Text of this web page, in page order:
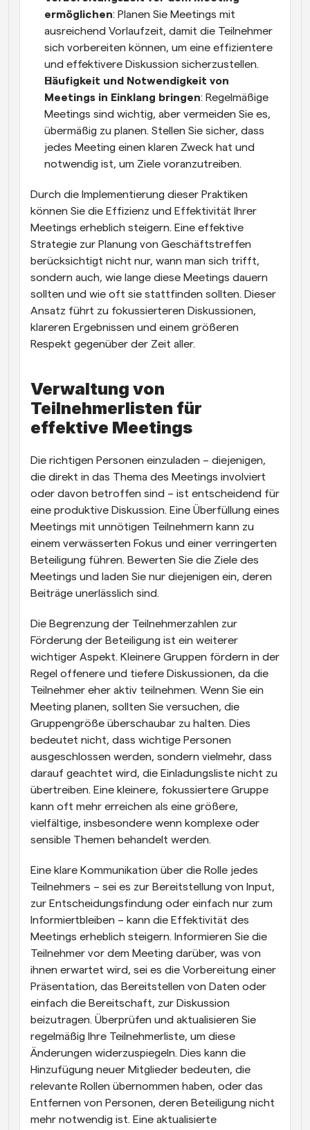
ermöglichen: Planen Sie Meetings mit
ausreichend Vorlaufzeit, damit die Teilnehmer
sich vorbereiten können, um eine effizientere
und effektivere Diskussion sicherzustellen.
Häufigkeit und Notwendigkeit von
Meetings in Einklang bringen: Regelmäßige
Meetings sind wichtig, aber vermeiden Sie es,
übermäßig zu planen. Stellen Sie sicher, dass
jedes Meeting einen klaren Zweck hat und
notwendig ist, um Ziele voranzutreiben.
Durch die Implementierung dieser Praktiken
können Sie die Effizienz und Effektivität Ihrer
Meetings erheblich steigern. Eine effektive
Strategie zur Planung von Geschäftstreffen
berücksichtigt nicht nur, wann man sich trifft,
sondern auch, wie lange diese Meetings dauern
sollten und wie oft sie stattfinden sollten. Dieser
Ansatz führt zu fokussierteren Diskussionen,
klareren Ergebnissen und einem größeren
Respekt gegenüber der Zeit aller.
Verwaltung von
Teilnehmerlisten für
effektive Meetings
Die richtigen Personen einzuladen – diejenigen,
die direkt in das Thema des Meetings involviert
oder davon betroffen sind – ist entscheidend für
eine produktive Diskussion. Eine Überfüllung eines
Meetings mit unnötigen Teilnehmern kann zu
einem verwässerten Fokus und einer verringerten
Beteiligung führen. Bewerten Sie die Ziele des
Meetings und laden Sie nur diejenigen ein, deren
Beiträge unerlässlich sind.
Die Begrenzung der Teilnehmerzahlen zur
Förderung der Beteiligung ist ein weiterer
wichtiger Aspekt. Kleinere Gruppen fördern in der
Regel offenere und tiefere Diskussionen, da die
Teilnehmer eher aktiv teilnehmen. Wenn Sie ein
Meeting planen, sollten Sie versuchen, die
Gruppengröße überschaubar zu halten. Dies
bedeutet nicht, dass wichtige Personen
ausgeschlossen werden, sondern vielmehr, dass
darauf geachtet wird, die Einladungsliste nicht zu
übertreiben. Eine kleinere, fokussiertere Gruppe
kann oft mehr erreichen als eine größere,
vielfältige, insbesondere wenn komplexe oder
sensible Themen behandelt werden.
Eine klare Kommunikation über die Rolle jedes
Teilnehmers – sei es zur Bereitstellung von Input,
zur Entscheidungsfindung oder einfach nur zum
Informiertbleiben – kann die Effektivität des
Meetings erheblich steigern. Informieren Sie die
Teilnehmer vor dem Meeting darüber, was von
ihnen erwartet wird, sei es die Vorbereitung einer
Präsentation, das Bereitstellen von Daten oder
einfach die Bereitschaft, zur Diskussion
beizutragen. Überprüfen und aktualisieren Sie
regelmäßig Ihre Teilnehmerliste, um diese
Änderungen widerzuspiegeln. Dies kann die
Hinzufügung neuer Mitglieder bedeuten, die
relevante Rollen übernommen haben, oder das
Entfernen von Personen, deren Beteiligung nicht
mehr notwendig ist. Eine aktualisierte